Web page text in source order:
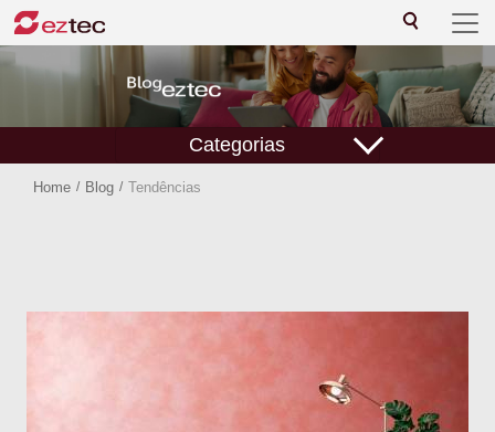
Categorias
Home / Blog / Tendências